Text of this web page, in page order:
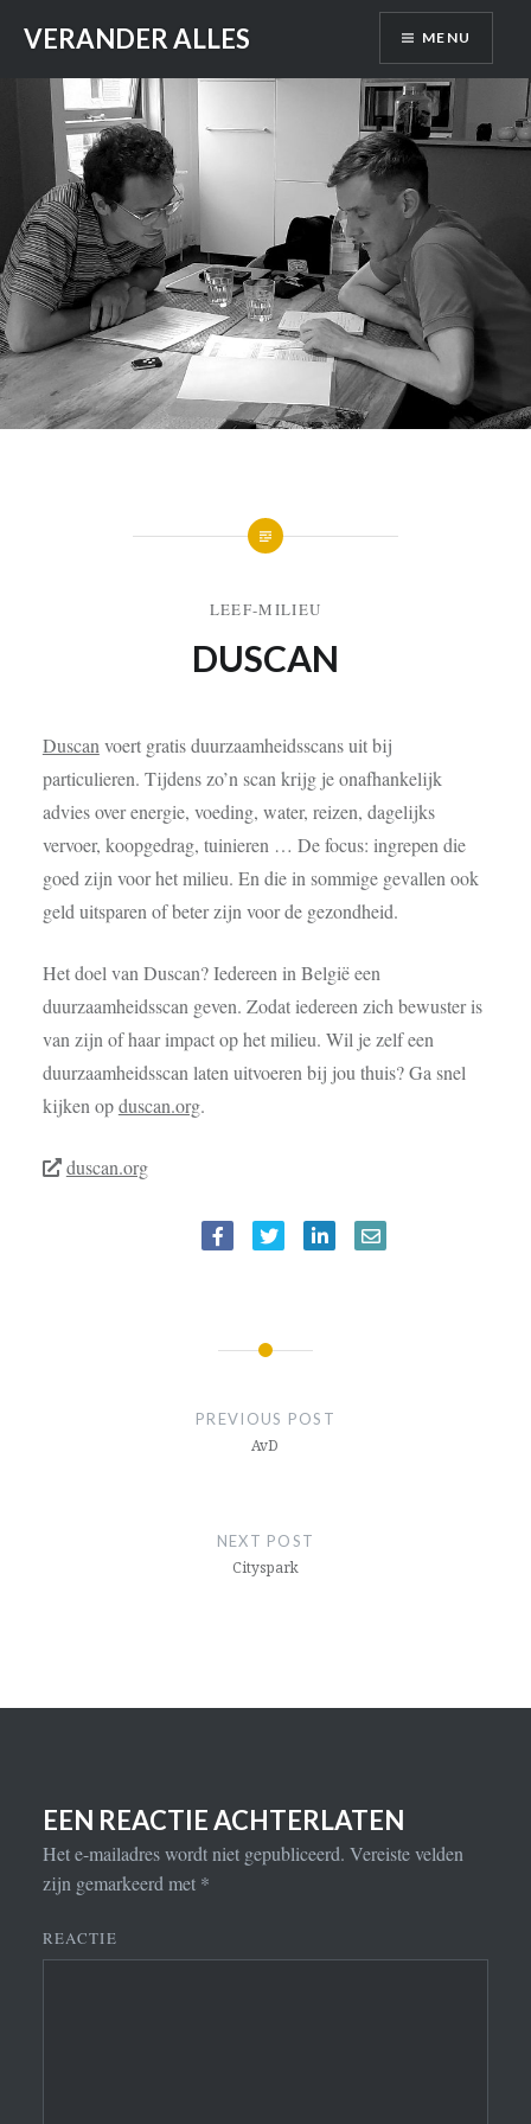
content
VERANDER ALLES MENU
LEEF-MILIEU
DUSCAN
Duscan voert gratisduurzaamheidsscansuit bij
particulieren. Tijdens zo’n scan krijg je onafhankelijk
advies over energie, voeding, water, reizen, dagelijks
vervoer, koopgedrag, tuinieren … De focus: ingrepen die
goed zijn voor het milieu. En die in sommige gevallen ook
geld uitsparen of beter zijn voor de gezondheid.
Het doel van Duscan? Iedereen in België een
duurzaamheidsscan geven. Zodat iedereen zich bewuster is
van zijn of haar impact op het milieu. Wil je zelf een
duurzaamheidsscan laten uitvoeren bij jou thuis? Ga snel
kijken opduscan.org.
duscan.org
BERICHTNAVIGATIE
PREVIOUS POST
AvD
NEXT POST
Cityspark
EEN REACTIE ACHTERLATEN
Het e-mailadres wordt niet gepubliceerd. Vereiste velden
zijn gemarkeerd met *
REACTIE